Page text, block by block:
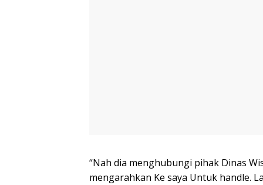
“Nah dia menghubungi pihak Dinas
mengarahkan Ke saya Untuk handle.